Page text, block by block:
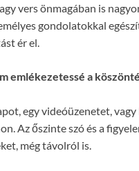
vers önmagában is
gondolatokkal
ér el.
emlékezetessé a
egy videóüzenetet,
Az őszinte szó és a
még távolról is.